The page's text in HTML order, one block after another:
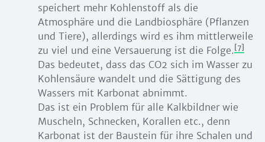
speichert mehr Kohlenstoff als die
Atmosphäre und die Landbiosphäre (Pflanzen
und Tiere), allerdings wird es ihm mittlerweile
zu viel und eine Versauerung ist die Folge. [7]
Das bedeutet, dass das CO2 sich im Wasser zu
Kohlensäure wandelt und die Sättigung des
Wassers mit Karbonat abnimmt.
Das ist ein Problem für alle Kalkbildner wie
Muscheln, Schnecken, Korallen etc., denn
Karbonat ist der Baustein für ihre Schalen und